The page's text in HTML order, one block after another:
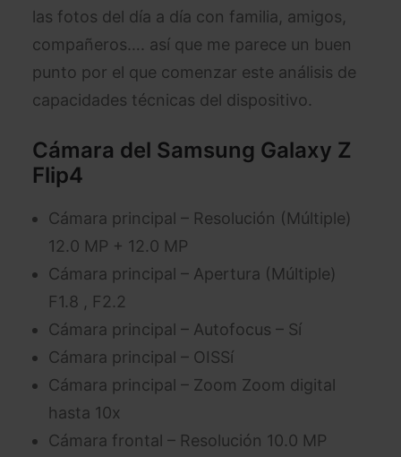
las fotos del día a día con familia, amigos,
compañeros…. así que me parece un buen
punto por el que comenzar este análisis de
capacidades técnicas del dispositivo.
Cámara del Samsung Galaxy Z
Flip4
Cámara principal – Resolución (Múltiple)
12.0 MP + 12.0 MP
Cámara principal – Apertura (Múltiple)
F1.8 , F2.2
Cámara principal – Autofocus – Sí
Cámara principal – OISSí
Cámara principal – Zoom Zoom digital
hasta 10x
Cámara frontal – Resolución 10.0 MP